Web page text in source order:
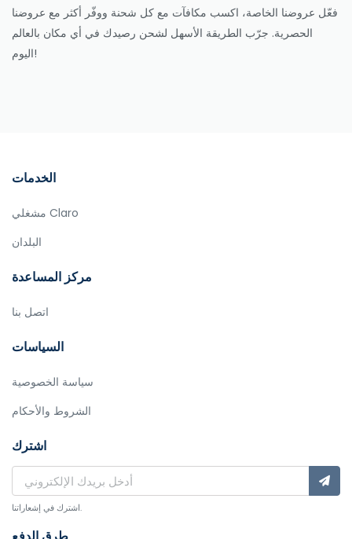
فعّل عروضنا الخاصة، اكسب مكافآت مع كل شحنة ووفّر أكثر مع عروضنا
الحصرية. جرّب الطريقة الأسهل لشحن رصيدك في أي مكان بالعالم
اليوم!
الخدمات
مشغلي Claro
البلدان
مركز المساعدة
اتصل بنا
السياسات
سياسة الخصوصية
الشروط والأحكام
اشترك
اشترك في إشعاراتنا.